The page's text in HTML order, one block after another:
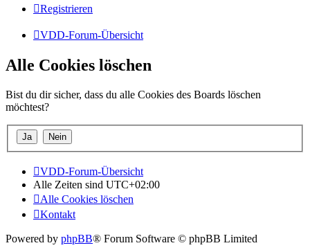
Registrieren
VDD-Forum-Übersicht
Alle Cookies löschen
Bist du dir sicher, dass du alle Cookies des Boards löschen
möchtest?
VDD-Forum-Übersicht
Alle Zeiten sind UTC+02:00
Alle Cookies löschen
Kontakt
Powered by phpBB® Forum Software © phpBB Limited